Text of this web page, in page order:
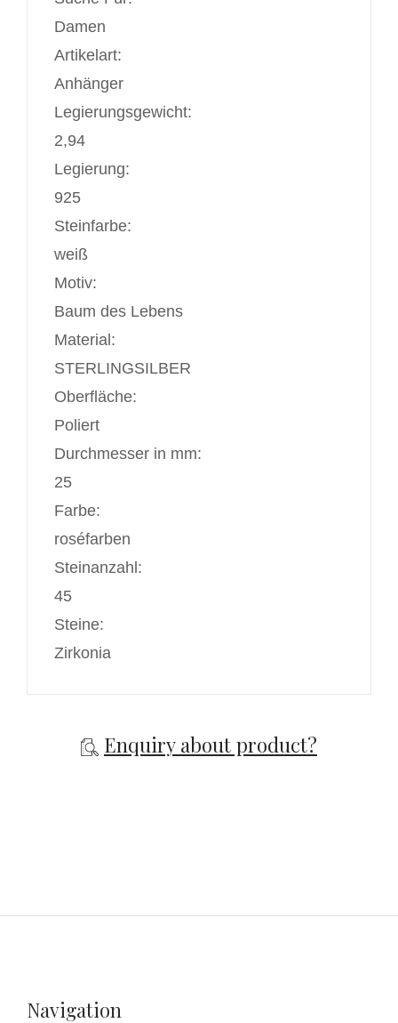
Damen
Artikelart:
Anhänger
Legierungsgewicht:
2,94
Legierung:
925
Steinfarbe:
weiß
Motiv:
Baum des Lebens
Material:
STERLINGSILBER
Oberfläche:
Poliert
Durchmesser in mm:
25
Farbe:
roséfarben
Steinanzahl:
45
Steine:
Zirkonia
Enquiry about product?
Navigation